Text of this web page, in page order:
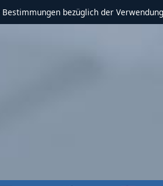
bezüglich der